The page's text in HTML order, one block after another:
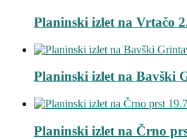
Planinski izlet na Vrtačo
Planinski izlet na Bavški
Planinski izlet na Črno